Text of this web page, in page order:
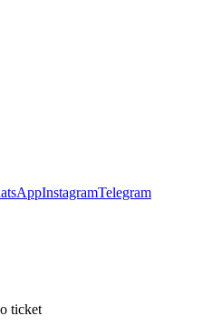
InstagramTelegram
ticket